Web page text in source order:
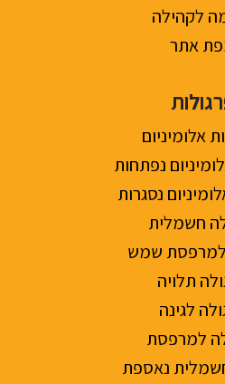
לקהילה
אתר
אלומיניום
נפתחות
נסגרות
חשמלית
למרפסת שמש
תלויה
לגינה
למרפסת
נאספת